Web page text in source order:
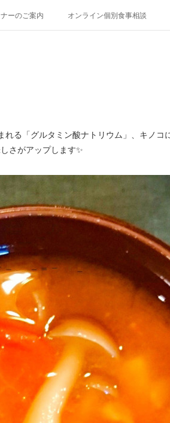
ーのご案内 オンライン個別食事相談
る「グルタミン酸ナトリウム」、キノコ
さがアップします✨